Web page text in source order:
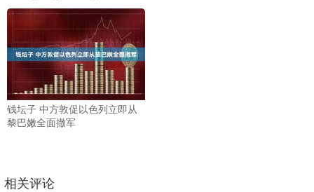
钱坛子 中方敦促以色列立即从
黎巴嫩全面撤军
相关评论